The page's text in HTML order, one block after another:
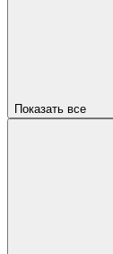
Показать все